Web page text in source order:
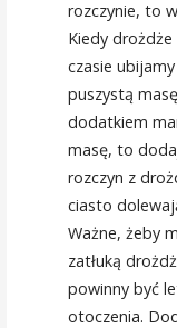
rozczynie, to
Kiedy
czasie
puszystą
dodatkiem
masę, to
rozczyn z
ciasto
Ważne, żeby
zatłuką
powinny być
otoczenia.